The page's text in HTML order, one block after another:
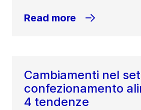
Read more
Cambiamenti nel
confezionamento
4 tendenze